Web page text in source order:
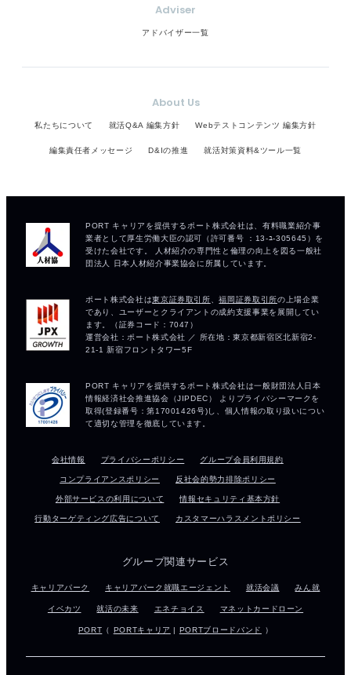
Adviser
アドバイザー一覧
About Us
私たちについて 就活Q&A 編集方針 Webテストコンテンツ 編集方針
編集責任者メッセージ D&Iの推進 就活対策資料&ツール一覧
会社情報 プライバシーポリシー グループ会員利用規約
コンプライアンスポリシー 反社会的勢力排除ポリシー
外部サービスの利用について 情報セキュリティ基本方針
行動ターゲティング広告について カスタマーハラスメントポリシー